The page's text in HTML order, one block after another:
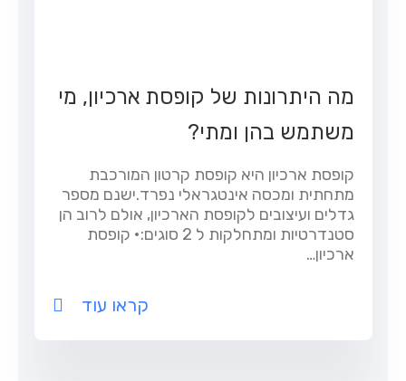
מה היתרונות של קופסת ארכיון, מי
משתמש בהן ומתי?
קופסת ארכיון היא קופסת קרטון המורכבת
מתחתית ומכסה אינטגראלי נפרד.ישנם מספר
גדלים ועיצובים לקופסת הארכיון, אולם לרוב הן
סטנדרטיות ומתחלקות ל 2 סוגים:• קופסת
ארכיון…
קראו עוד